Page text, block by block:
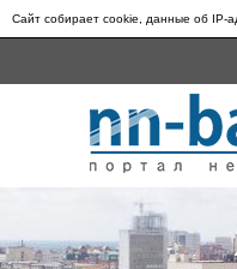
Сайт собирает cookie, данные об IP-